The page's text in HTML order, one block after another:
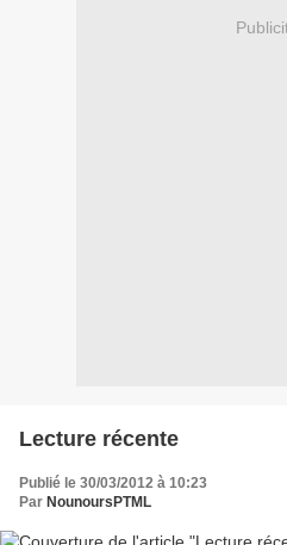
Lecture récente
Publié le 30/03/2012 à 10:23
Par NounoursPTML